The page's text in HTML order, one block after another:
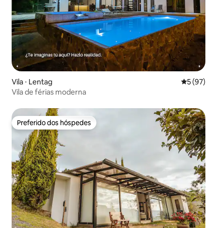
Vila ⋅ Lentag 5 de uma
5 (97)
Vila de férias moderna
Preferido dos hóspedes
Preferido dos hóspedes